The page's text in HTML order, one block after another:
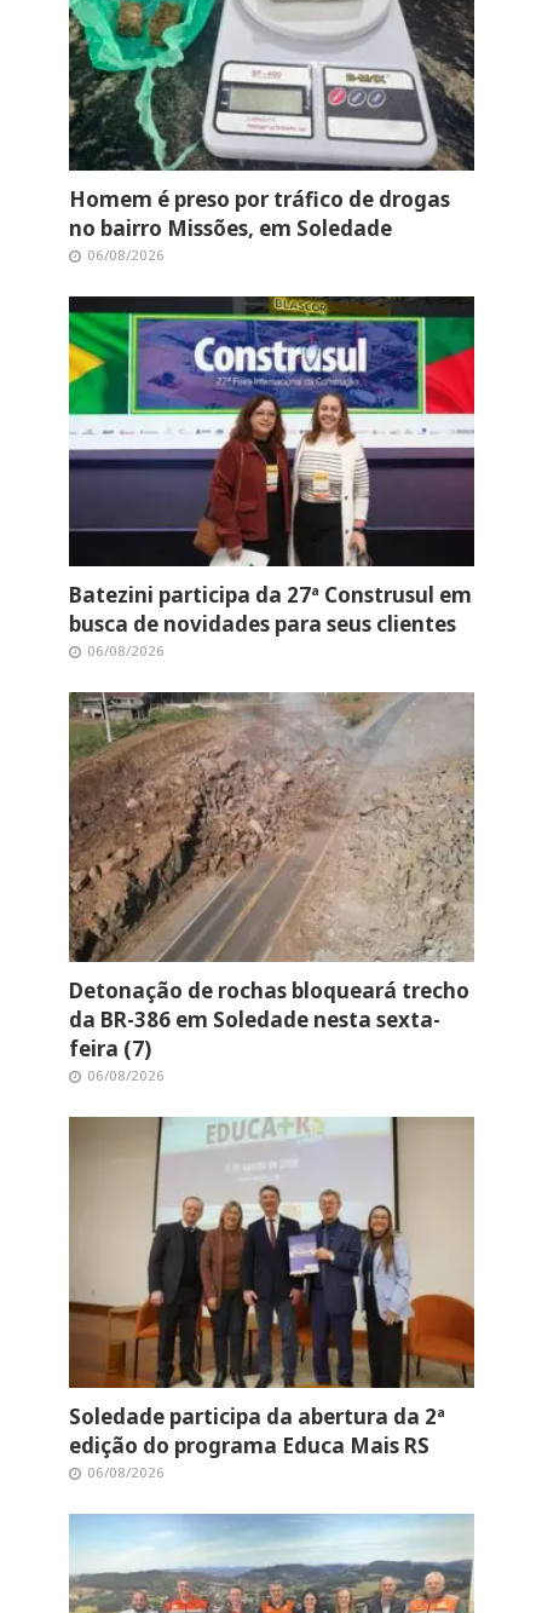
Homem é preso por tráfico de drogas
no bairro Missões, em Soledade
06/08/2026
Batezini participa da 27ª Construsul em
busca de novidades para seus clientes
06/08/2026
Detonação de rochas bloqueará trecho
da BR-386 em Soledade nesta sexta-
feira (7)
06/08/2026
Soledade participa da abertura da 2ª
edição do programa Educa Mais RS
06/08/2026